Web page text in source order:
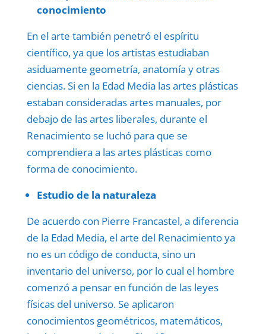
conocimiento
En el arte también penetró el espíritu
científico, ya que los artistas estudiaban
asiduamente geometría, anatomía y otras
ciencias. Si en la Edad Media las artes plásticas
estaban consideradas artes manuales, por
debajo de las artes liberales, durante el
Renacimiento se luchó para que se
comprendiera a las artes plásticas como
forma de conocimiento.
Estudio de la naturaleza
De acuerdo con Pierre Francastel, a diferencia
de la Edad Media, el arte del Renacimiento ya
no es un código de conducta, sino un
inventario del universo, por lo cual el hombre
comenzó a pensar en función de las leyes
físicas del universo. Se aplicaron
conocimientos geométricos, matemáticos,